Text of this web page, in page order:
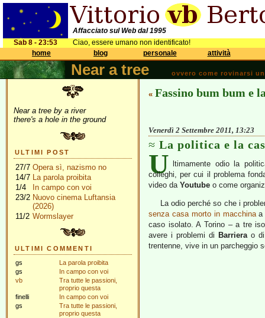
Affacciato sul Web dal 1995
Sab 8 - 23:53
Ciao, essere umano non identificato!
home
blog personale attività
Near a tree ovvero come rovinarsi
Near a tree by a river
there's a hole in the ground
ULTIMI POST
27/7 Opera sì, nazismo no
14/7 La parola proibita
1/4
In campo con voi
23/2 Nuovo cinema Luftansia
(2026)
11/2 Wormslayer
ULTIMI COMMENTI
gs
La parola proibita
gs
In campo con voi
vb
Tra tutte le passioni,
proprio questa
finelli
In campo con voi
gs
Tra tutte le passioni,
proprio questa
« Fassino bum bum e
Venerdì 2 Settembre 2011, 13:23
La politica e la
U
ltimamente odio la
colleghi, per cui il problema
video da Youtube o come
La odio perché so che i
senza casa morto in macchina
caso isolato. A Torino – a tre
avere i problemi di Barrierao
trentenne, vive in un parcheggio